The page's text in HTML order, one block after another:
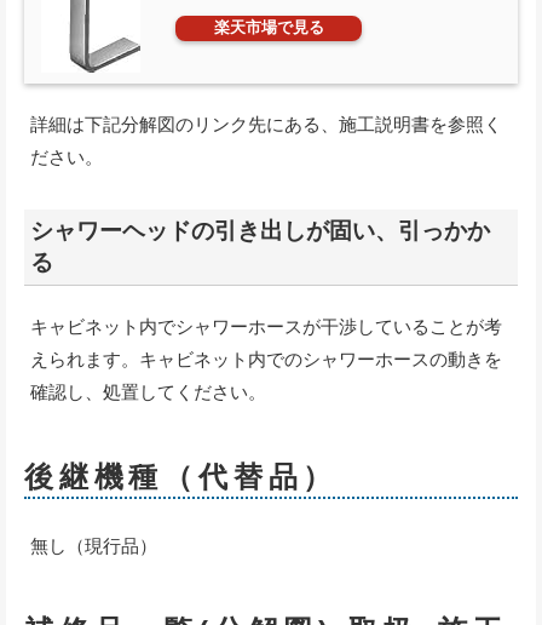
楽天市場で見る
詳細は下記分解図のリンク先にある、施工説明書を参照く
ださい。
シャワーヘッドの引き出しが固い、引っかか
る
キャビネット内でシャワーホースが干渉していることが考
えられます。キャビネット内でのシャワーホースの動きを
確認し、処置してください。
後継機種（代替品）
無し（現行品）